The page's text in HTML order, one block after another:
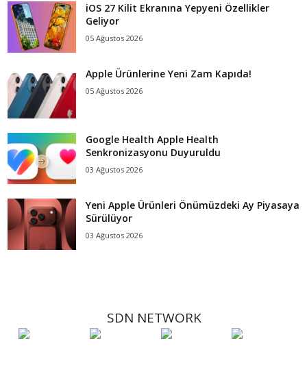
iOS 27 Kilit Ekranına Yepyeni Özellikler
Geliyor
05 Ağustos 2026
Apple Ürünlerine Yeni Zam Kapıda!
05 Ağustos 2026
Google Health Apple Health
Senkronizasyonu Duyuruldu
03 Ağustos 2026
Yeni Apple Ürünleri Önümüzdeki Ay Piyasaya
Sürülüyor
03 Ağustos 2026
SDN NETWORK